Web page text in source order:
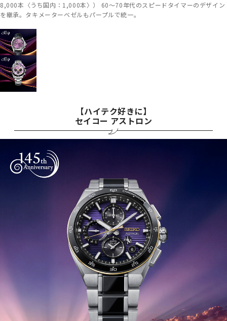
8,000本〈うち国内：1,000本〉） 60～70年代のスピードタイマーのデザイン
を継承。タキメーターベゼルもパープルで統一。
【ハイテク好きに】
セイコー アストロン